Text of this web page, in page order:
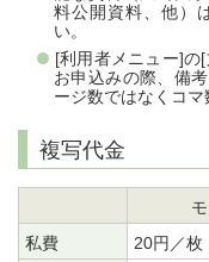
料公開資料、他）
い。
[利用者メニュー]の
お申込みの際、備
ージ数ではなくコ
複写代金
私費
20円／枚